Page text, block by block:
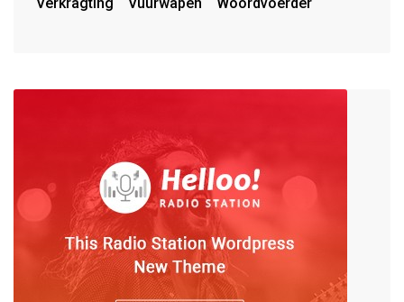
Verkragting
Vuurwapen Woordvoerder